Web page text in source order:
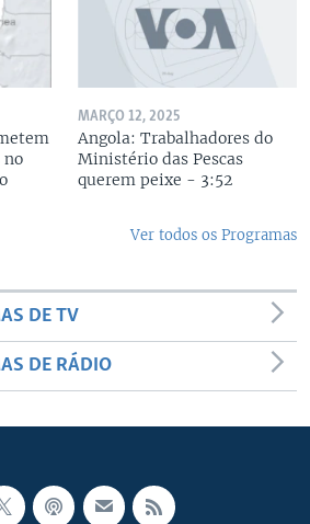
no
MARÇO 12, 2025
Angola: Trabalhadores do
Ministério das Pescas
querem peixe - 3:52
Ver todos os Programas
DE TV
DE RÁDIO